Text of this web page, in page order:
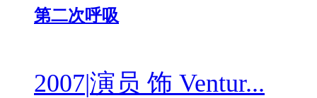
第二次呼吸
2007|演员 饰 Ventur...